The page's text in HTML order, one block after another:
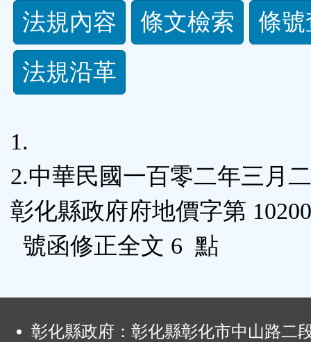
法
規
功
按
鈕
區
法規內容 條文檢索
條
法規沿革
1.
2.中華民國一百零二年三月
彰化縣政府府地價字第
號函修正全文 6 點
彰化縣政府：彰化縣彰化市中山路二